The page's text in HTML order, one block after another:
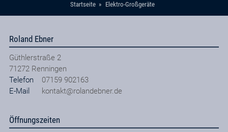
Startseite Elektro-Großgeräte
Roland Ebner
Güthlerstraße 2
71272 Renningen
Telefon
07159 902163
E-Mail
kontakt@rolandebner.de
Öffnungszeiten